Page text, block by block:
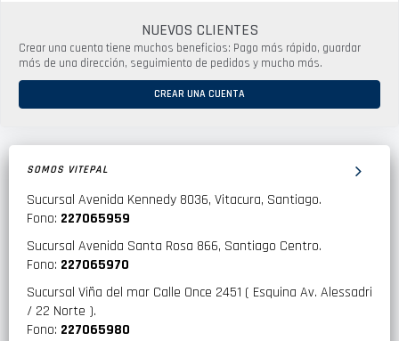
NUEVOS CLIENTES
Crear una cuenta tiene muchos beneficios: Pago más rápido, guardar
más de una dirección, seguimiento de pedidos y mucho más.
CREAR UNA CUENTA
SOMOS VITEPAL
Sucursal Avenida Kennedy 8036, Vitacura, Santiago.
Fono: 227065959
Sucursal Avenida Santa Rosa 866, Santiago Centro.
Fono: 227065970
Sucursal Viña del mar Calle Once 2451 ( Esquina Av. Alessadri
/ 22 Norte ).
Fono: 227065980